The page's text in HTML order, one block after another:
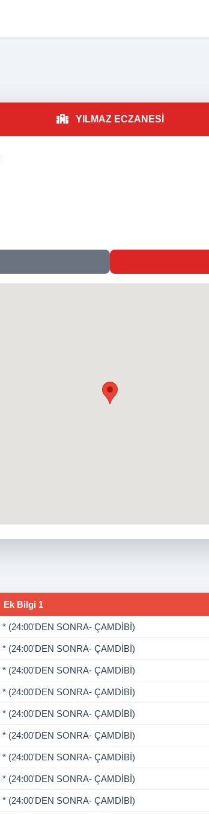
YILMAZ ECZANESİ
Ek Bilgi 1
* (24:00'DEN SONRA- ÇAMDİBİ)
* (24:00'DEN SONRA- ÇAMDİBİ)
* (24:00'DEN SONRA- ÇAMDİBİ)
* (24:00'DEN SONRA- ÇAMDİBİ)
* (24:00'DEN SONRA- ÇAMDİBİ)
* (24:00'DEN SONRA- ÇAMDİBİ)
* (24:00'DEN SONRA- ÇAMDİBİ)
* (24:00'DEN SONRA- ÇAMDİBİ)
* (24:00'DEN SONRA- ÇAMDİBİ)